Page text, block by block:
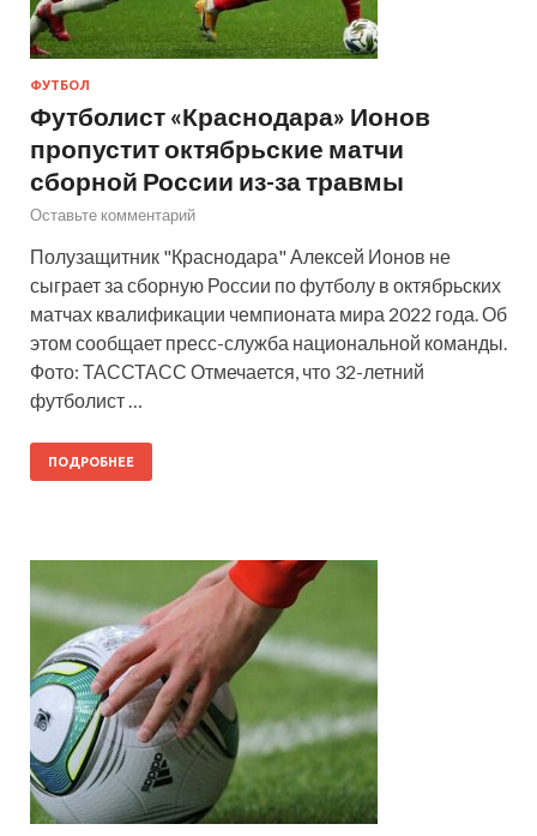
ФУТБОЛ
Футболист «Краснодара» Ионов
пропустит октябрьские матчи
сборной России из-за травмы
Оставьте комментарий
Полузащитник "Краснодара" Алексей Ионов не
сыграет за сборную России по футболу в октябрьских
матчах квалификации чемпионата мира 2022 года. Об
этом сообщает пресс-служба национальной команды.
Фото: ТАССТАСС Отмечается, что 32-летний
футболист …
ПОДРОБНЕЕ